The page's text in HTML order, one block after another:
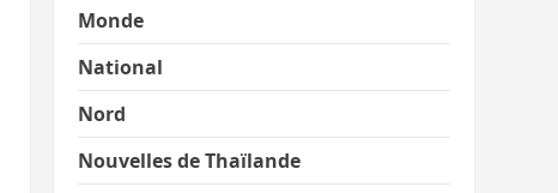
Monde
National
Nord
Nouvelles de Thaïlande